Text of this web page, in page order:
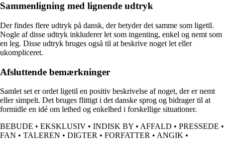
Sammenligning med lignende udtryk
Der findes flere udtryk på dansk, der betyder det samme som ligetil.
Nogle af disse udtryk inkluderer let som ingenting, enkel og nemt som
en leg. Disse udtryk bruges også til at beskrive noget let eller
ukompliceret.
Afsluttende bemærkninger
Samlet set er ordet ligetil en positiv beskrivelse af noget, der er nemt
eller simpelt. Det bruges flittigt i det danske sprog og bidrager til at
formidle en idé om lethed og enkelhed i forskellige situationer.
BEBUDE • EKSKLUSIV • INDISK BY • AFFALD • PRESSEDE •
FAN • TALEREN • DIGTER • FORFATTER • ANGIK •